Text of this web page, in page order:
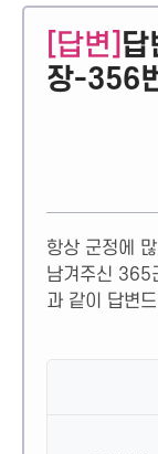
[답변]
장-356
항상 군정에
남겨주신 365
과 같이 답변